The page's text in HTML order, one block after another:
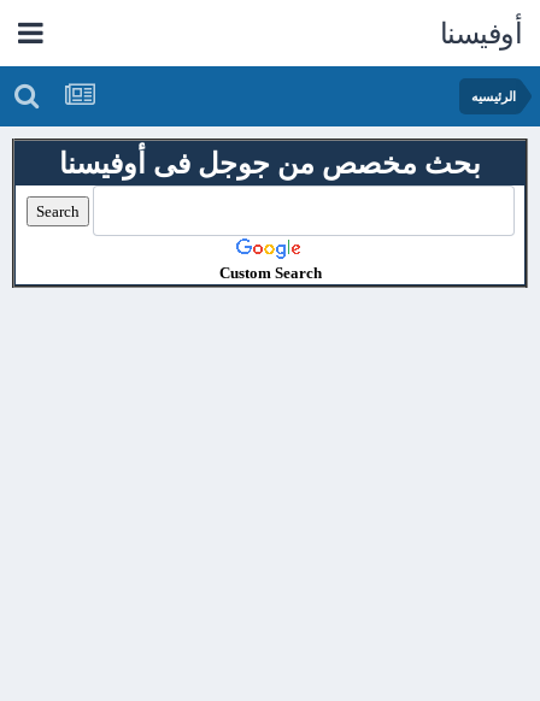
أوفيسنا
الرئيسيه
بحث مخصص من جوجل فى أوفيسنا
Custom Search